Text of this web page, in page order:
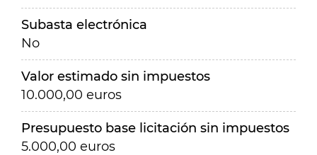
Subasta electrónica
No
Valor estimado sin impuestos
10.000,00 euros
Presupuesto base licitación sin impuestos
5.000,00 euros